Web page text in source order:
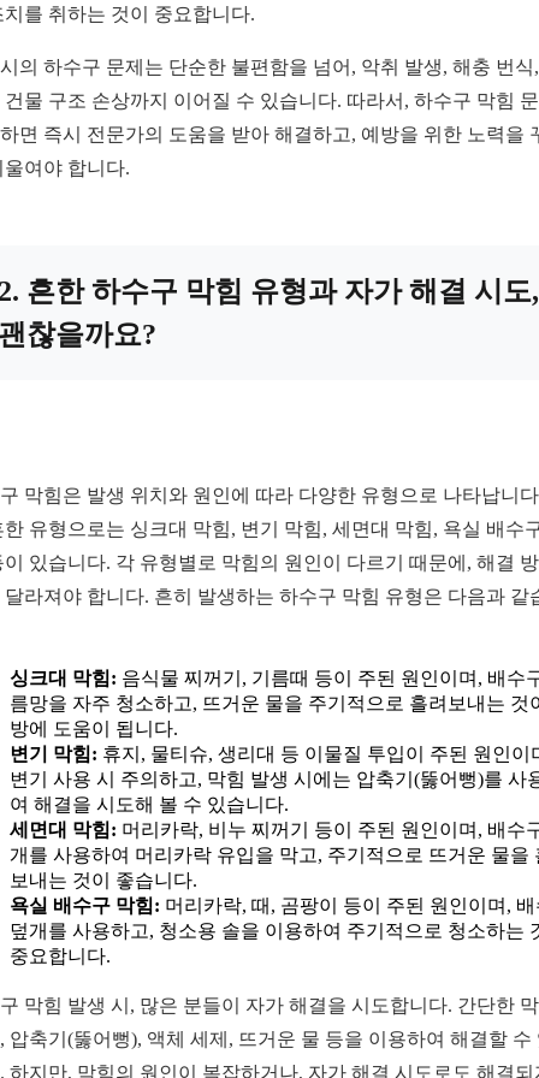
치를 취하는 것이 중요합니다.
의 하수구 문제는 단순한 불편함을 넘어, 악취 발생, 해충 번식
건물 구조 손상까지 이어질 수 있습니다. 따라서, 하수구 막힘
면 즉시 전문가의 도움을 받아 해결하고, 예방을 위한 노력을
울여야 합니다.
흔한 하수구 막힘 유형과 자가 해결 시도,
찮을까요?
막힘은 발생 위치와 원인에 따라 다양한 유형으로 나타납니
한 유형으로는 싱크대 막힘, 변기 막힘, 세면대 막힘, 욕실 배수
이 있습니다. 각 유형별로 막힘의 원인이 다르기 때문에, 해결
달라져야 합니다. 흔히 발생하는 하수구 막힘 유형은 다음과 같
싱크대 막힘: 음식물 찌꺼기, 기름때 등이 주된 원인이며, 배수
름망을 자주 청소하고, 뜨거운 물을 주기적으로 흘려보내는 것
방에 도움이 됩니다.
변기 막힘: 휴지, 물티슈, 생리대 등 이물질 투입이 주된 원인이
변기 사용 시 주의하고, 막힘 발생 시에는 압축기(뚫어뻥)를 사
여 해결을 시도해 볼 수 있습니다.
세면대 막힘: 머리카락, 비누 찌꺼기 등이 주된 원인이며, 배수
개를 사용하여 머리카락 유입을 막고, 주기적으로 뜨거운 물을
보내는 것이 좋습니다.
욕실 배수구 막힘: 머리카락, 때, 곰팡이 등이 주된 원인이며,
덮개를 사용하고, 청소용 솔을 이용하여 주기적으로 청소하는
중요합니다.
막힘 발생 시, 많은 분들이 자가 해결을 시도합니다. 간단한
압축기(뚫어뻥), 액체 세제, 뜨거운 물 등을 이용하여 해결할 수
하지만, 막힘의 원인이 복잡하거나, 자가 해결 시도로도 해결되